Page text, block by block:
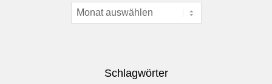
Archiv
Schlagwörter